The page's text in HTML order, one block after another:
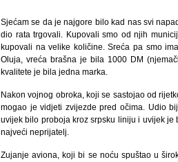
Sjećam se da je najgore bilo kad nas svi
dio rata trgovali. Kupovali smo od njih
kupovali na velike količine. Sreća pa smo
Oluja, vreća brašna je bila 1000 DM
kvalitete je bila jedna marka.
Nakon vojnog obroka, koji se sastojao od
mogao je vidjeti zvijezde pred očima. Udio
uvijek bilo proboja kroz srpsku liniju i uvijek
najveći neprijatelj.
Zujanje aviona, koji bi se noću spuštao u